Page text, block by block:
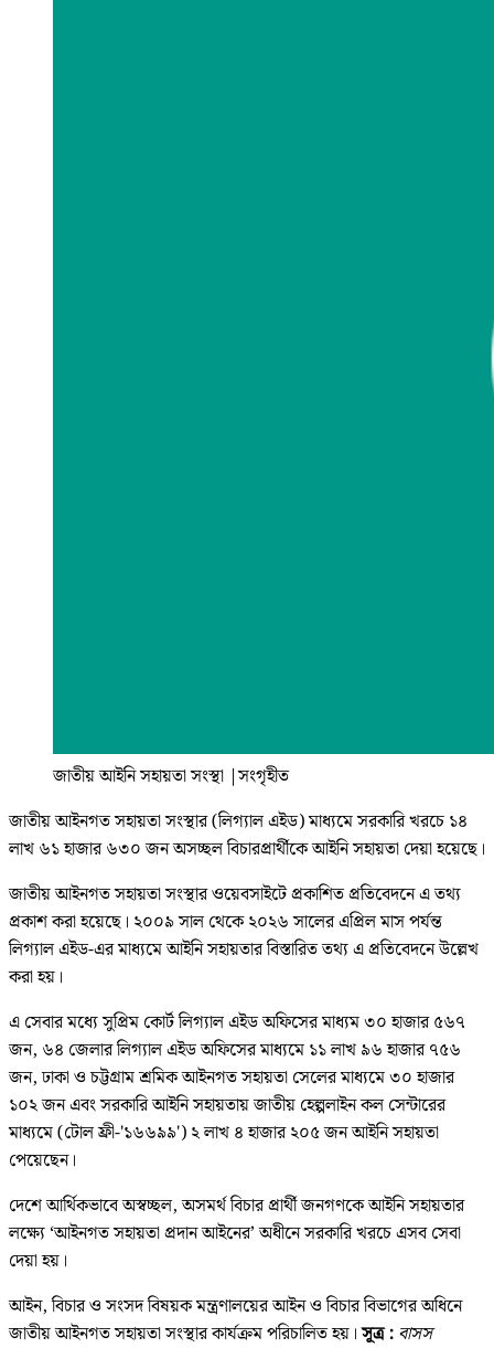
জাতীয় আইনি সহায়তা সংস্থা |সংগৃহীত
জাতীয় আইনগত সহায়তা সংস্থার (লিগ্যাল এইড) মাধ্যমে সরকারি খরচে ১৪
লাখ ৬১ হাজার ৬৩০ জন অসচ্ছল বিচারপ্রার্থীকে আইনি সহায়তা দেয়া হয়েছে।
জাতীয় আইনগত সহায়তা সংস্থার ওয়েবসাইটে প্রকাশিত প্রতিবেদনে এ তথ্য
প্রকাশ করা হয়েছে। ২০০৯ সাল থেকে ২০২৬ সালের এপ্রিল মাস পর্যন্ত
লিগ্যাল এইড-এর মাধ্যমে আইনি সহায়তার বিস্তারিত তথ্য এ প্রতিবেদনে উল্লেখ
করা হয়।
এ সেবার মধ্যে সুপ্রিম কোর্ট লিগ্যাল এইড অফিসের মাধ্যম ৩০ হাজার ৫৬৭
জন, ৬৪ জেলার লিগ্যাল এইড অফিসের মাধ্যমে ১১ লাখ ৯৬ হাজার ৭৫৬
জন, ঢাকা ও চট্টগ্রাম শ্রমিক আইনগত সহায়তা সেলের মাধ্যমে ৩০ হাজার
১০২ জন এবং সরকারি আইনি সহায়তায় জাতীয় হেল্পলাইন কল সেন্টারের
মাধ্যমে (টোল ফ্রী-'১৬৬৯৯') ২ লাখ ৪ হাজার ২০৫ জন আইনি সহায়তা
পেয়েছেন।
দেশে আর্থিকভাবে অস্বচ্ছল, অসমর্থ বিচার প্রার্থী জনগণকে আইনি সহায়তার
লক্ষ্যে ‘আইনগত সহায়তা প্রদান আইনের’ অধীনে সরকারি খরচে এসব সেবা
দেয়া হয়।
আইন, বিচার ও সংসদ বিষয়ক মন্ত্রণালয়ের আইন ও বিচার বিভাগের অধিনে
জাতীয় আইনগত সহায়তা সংস্থার কার্যক্রম পরিচালিত হয়।সূত্র : বাসস